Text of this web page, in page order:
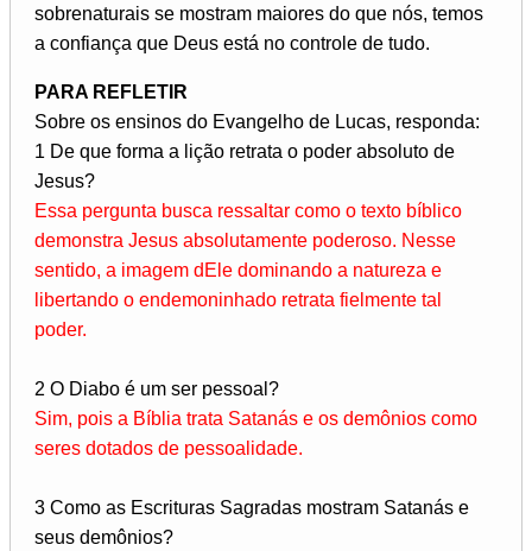
sobrenaturais se mostram maiores do que nós, temos
a confiança que Deus está no controle de tudo.
PARA REFLETIR
Sobre os ensinos do Evangelho de Lucas, responda:
1 De que forma a lição retrata o poder absoluto de
Jesus?
Essa pergunta busca ressaltar como o texto bíblico
demonstra Jesus absolutamente poderoso. Nesse
sentido, a imagem dEle dominando a natureza e
libertando o endemoninhado retrata fielmente tal
poder.
2 O Diabo é um ser pessoal?
Sim, pois a Bíblia trata Satanás e os demônios como
seres dotados de pessoalidade.
3 Como as Escrituras Sagradas mostram Satanás e
seus demônios?